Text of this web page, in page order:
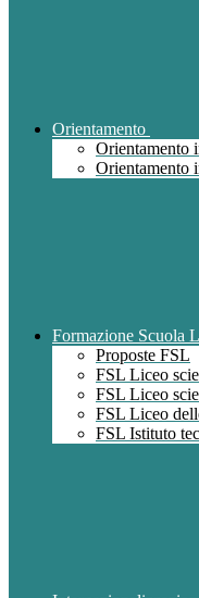
Orientamento
Orientamento
Orientamento
Formazione Scuola
Proposte FSL
FSL Liceo
FSL Liceo
FSL Liceo
FSL Istituto